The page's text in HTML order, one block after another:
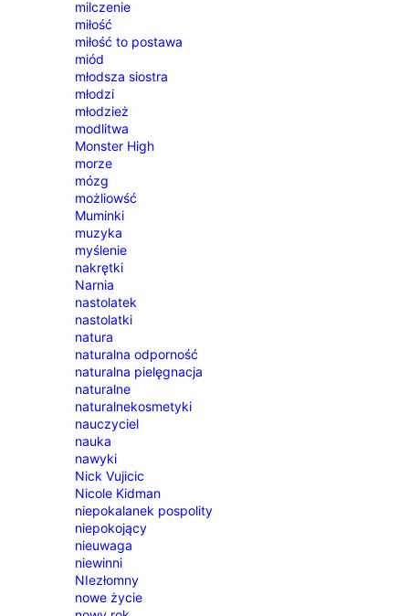
milczenie
miłość
miłość to postawa
miód
młodsza siostra
młodzi
młodzież
modlitwa
Monster High
morze
mózg
możliowść
Muminki
muzyka
myślenie
nakrętki
Narnia
nastolatek
nastolatki
natura
naturalna odporność
naturalna pielęgnacja
naturalne
naturalnekosmetyki
nauczyciel
nauka
nawyki
Nick Vujicic
Nicole Kidman
niepokalanek pospolity
niepokojący
nieuwaga
niewinni
NIezłomny
nowe życie